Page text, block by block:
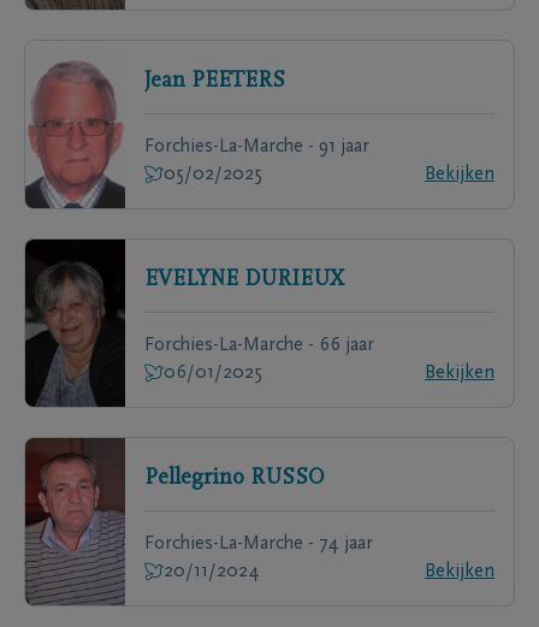
Jean PEETERS
Forchies-La-Marche - 91 jaar
05/02/2025
Bekijken
EVELYNE DURIEUX
Forchies-La-Marche - 66 jaar
06/01/2025
Bekijken
Pellegrino RUSSO
Forchies-La-Marche - 74 jaar
20/11/2024
Bekijken